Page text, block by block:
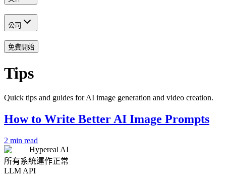
公司
免費開始
Tips
Quick tips and guides for AI image generation and video creation.
How to Write Better AI Image Prompts
2 min read
Hypereal AI
所有系統運作正常
LLM API